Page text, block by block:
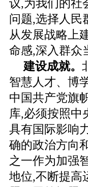
议,为我们的社
问题,选择人民
从发展战略上
命感,深入群众
建设成就。
智慧人才、博
中国共产党旗
库,必须按照中
具有国际影响
确的政治方向
之一作为加强
地位,不断提高